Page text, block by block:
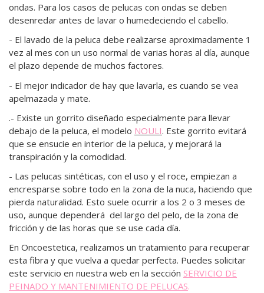
ondas. Para los casos de pelucas con ondas se deben
desenredar antes de lavar o humedeciendo el cabello.
- El lavado de la peluca debe realizarse aproximadamente 1
vez al mes con un uso normal de varias horas al día, aunque
el plazo depende de muchos factores.
- El mejor indicador de hay que lavarla, es cuando se vea
apelmazada y mate.
.- Existe un gorrito diseñado especialmente para llevar
debajo de la peluca, el modelo NOULI. Este gorrito evitará
que se ensucie en interior de la peluca, y mejorará la
transpiración y la comodidad.
- Las pelucas sintéticas, con el uso y el roce, empiezan a
encresparse sobre todo en la zona de la nuca, haciendo que
pierda naturalidad. Esto suele ocurrir a los 2 o 3 meses de
uso, aunque dependerá del largo del pelo, de la zona de
fricción y de las horas que se use cada día.
En Oncoestetica, realizamos un tratamiento para recuperar
esta fibra y que vuelva a quedar perfecta. Puedes solicitar
este servicio en nuestra web en la sección SERVICIO DE
PEINADO Y MANTENIMIENTO DE PELUCAS.